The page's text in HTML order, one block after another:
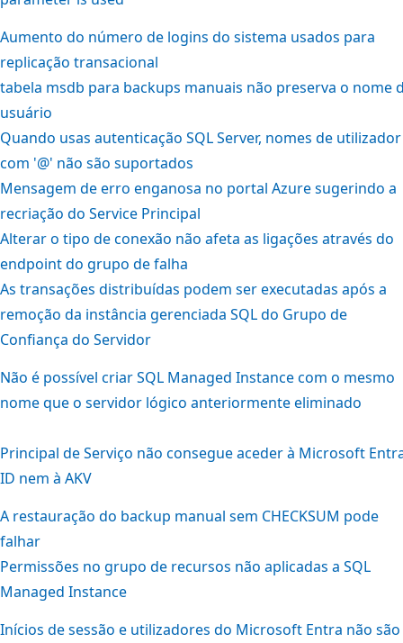
Aumento do número de logins do sistema usados para
replicação transacional
tabela msdb para backups manuais não preserva o nome
usuário
Quando usas autenticação SQL Server, nomes de utilizador
com '@' não são suportados
Mensagem de erro enganosa no portal Azure sugerindo a
recriação do Service Principal
Alterar o tipo de conexão não afeta as ligações através do
endpoint do grupo de falha
As transações distribuídas podem ser executadas após a
remoção da instância gerenciada SQL do Grupo de
Confiança do Servidor
Não é possível criar SQL Managed Instance com o mesmo
nome que o servidor lógico anteriormente eliminado
Principal de Serviço não consegue aceder à Microsoft
ID nem à AKV
A restauração do backup manual sem CHECKSUM pode
falhar
Permissões no grupo de recursos não aplicadas a SQL
Managed Instance
Inícios de sessão e utilizadores do Microsoft Entra não são